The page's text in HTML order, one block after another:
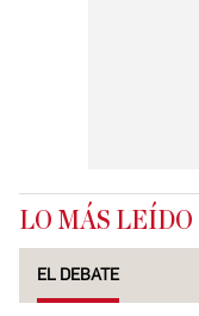
LO MÁS LEÍDO
EL DEBATE